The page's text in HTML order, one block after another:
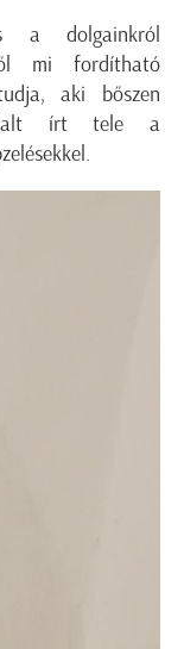
a dolgainkról
mi fordítható
aki bőszen
írt tele a